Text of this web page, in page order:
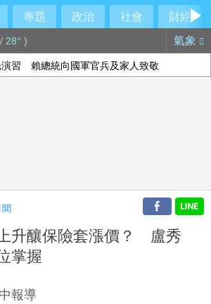
專題 政治 社會
財經
/ 28° ) 氣象
演習 賴總統向國軍官兵及家人致敬
升釀保險套漲價？ 盧秀
掌握
報導